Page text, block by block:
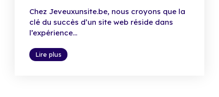
Chez Jeveuxunsite.be, nous croyons que la
clé du succès d’un site web réside dans
l’expérience...
Lire plus